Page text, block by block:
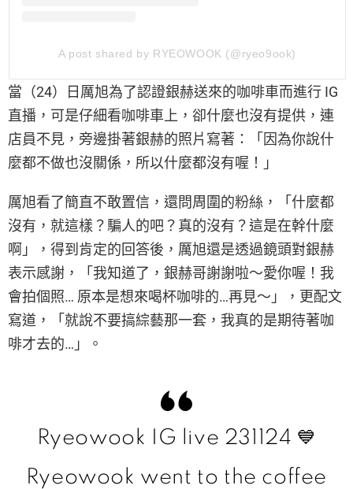
A post shared by RYEOWOOK (@ryeo9ook)
當（24）日厲旭為了認證銀赫送來的咖啡車而進行 IG
直播，可是仔細看咖啡車上，卻什麼也沒有提供，連
店員不見，旁邊掛著銀赫的照片寫著：「因為你說什
麼都不做也沒關係，所以什麼都沒有喔！」
厲旭看了簡直不敢置信，還問周圍的粉絲，「什麼都
沒有，就這樣？騙人的吧？真的沒有？這是在幹什麼
啊」，得到肯定的回答後，厲旭還是透過鏡頭對銀赫
表示感謝，「我知道了，銀赫哥謝謝啦～愛你喔！我
會拍個照… 原本是想來喝杯咖啡的…再見～」，更配文
寫道，「就說不要搞綜藝那一套，我真的是期待著咖
啡才去的…」。
Ryeowook IG live 231124 💙
Ryeowook went to the coffee